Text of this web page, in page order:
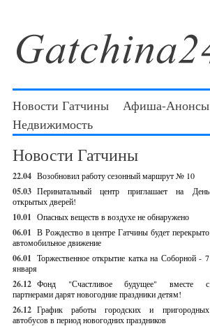
Новости Гатчины Афиша-Анонсы
Недвижимость
Новости Гатчины
22.04 Возобновил работу сезонный маршрут № 10
05.03 Перинатальный центр приглашает на День
открытых дверей!
10.01 Опасных веществ в воздухе не обнаружено
06.01 В Рождество в центре Гатчины будет перекрыто
автомобильное движение
06.01 Торжественное открытие катка на Соборной - 7
января
26.12 Фонд "Счастливое будущее" вместе с
партнерами дарят новогодние праздники детям!
26.12 График работы городских и пригородных
автобусов в период новогодних праздников